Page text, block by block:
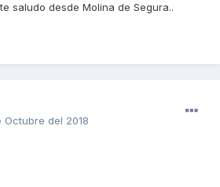
saludo desde Molina de Segura..
Octubre del 2018